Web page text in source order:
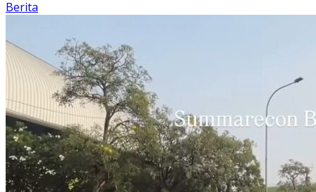
Berita